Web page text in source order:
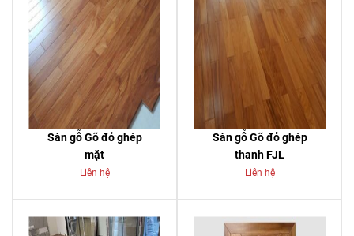
Sàn gỗ Gõ đỏ ghép
mặt
Liên hệ
Sàn gỗ Gõ đỏ ghép
thanh FJL
Liên hệ